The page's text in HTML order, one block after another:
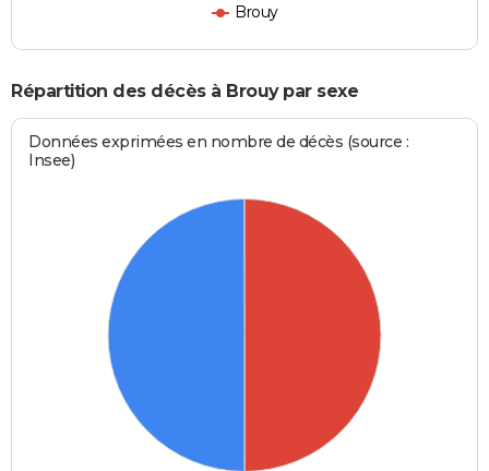
Brouy
Répartition des décès à Brouy par sexe
Données exprimées en nombre de décès (source :
Insee)